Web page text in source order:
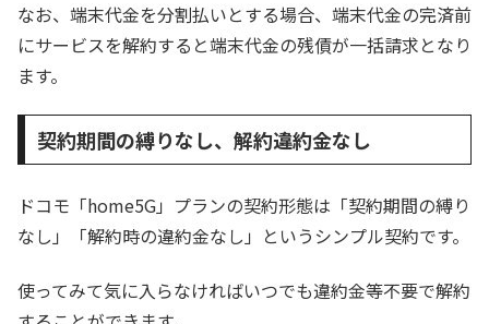
なお、端末代金を分割払いとする場合、端末代金の完済前
にサービスを解約すると端末代金の残債が一括請求となり
ます。
契約期間の縛りなし、解約違約金なし
ドコモ「home5G」プランの契約形態は「契約期間の縛り
なし」「解約時の違約金なし」というシンプル契約です。
使ってみて気に入らなければいつでも違約金等不要で解約